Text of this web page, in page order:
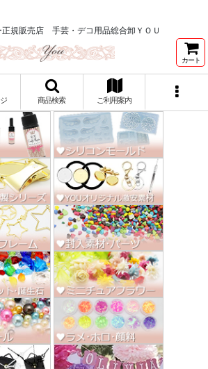
正規販売店 手芸・デコ用品総合卸ＹＯＵ
カート
商品検索 ご利用案内